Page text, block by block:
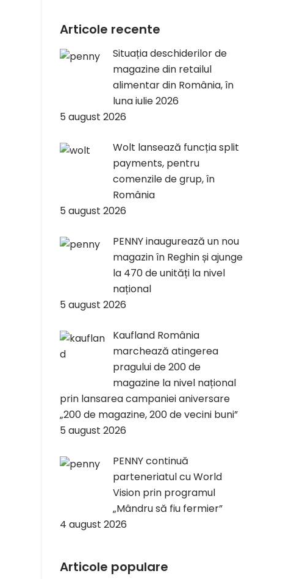
Articole recente
Situația deschiderilor de
magazine din retailul
alimentar din România, în
luna iulie 2026
5 august 2026
Wolt lansează funcția split
payments, pentru
comenzile de grup, în
România
5 august 2026
PENNY inaugurează un nou
magazin în Reghin și ajunge
la 470 de unități la nivel
național
5 august 2026
Kaufland România
marchează atingerea
pragului de 200 de
magazine la nivel național
prin lansarea campaniei aniversare
„200 de magazine, 200 de vecini buni”
5 august 2026
PENNY continuă
parteneriatul cu World
Vision prin programul
„Mândru să fiu fermier”
4 august 2026
Articole populare